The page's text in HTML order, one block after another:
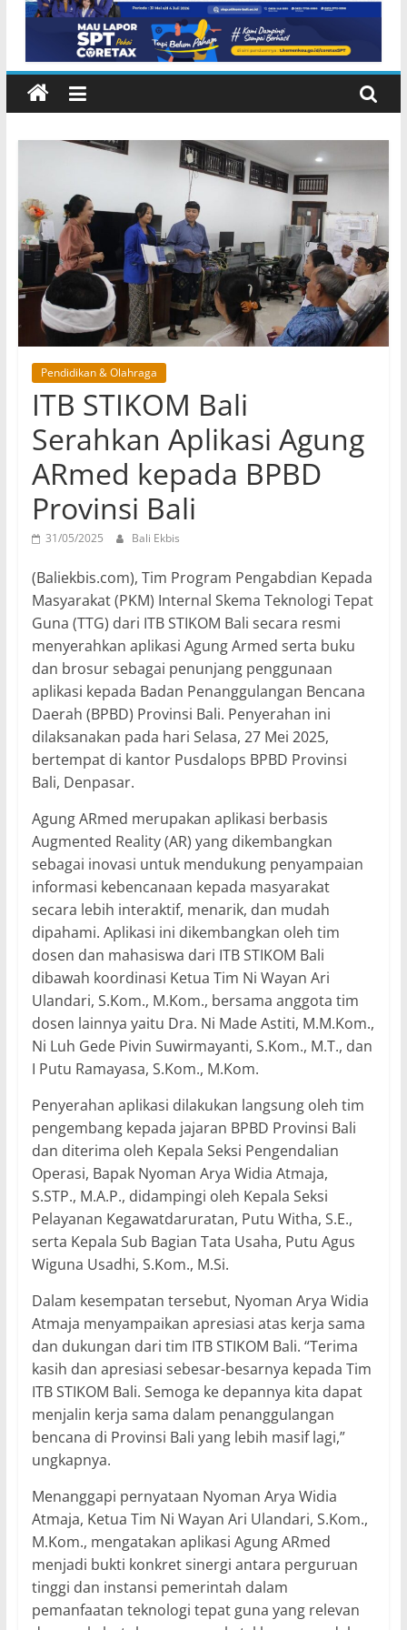
Karangasem
Pendidikan & Olahraga
ITB STIKOM Bali
Serahkan Aplikasi Agung
ARmed kepada BPBD
Provinsi Bali
31/05/2025 Bali Ekbis
(Baliekbis.com), Tim Program Pengabdian Kepada
Masyarakat (PKM) Internal Skema Teknologi Tepat
Guna (TTG) dari ITB STIKOM Bali secara resmi
menyerahkan aplikasi Agung Armed serta buku
dan brosur sebagai penunjang penggunaan
aplikasi kepada Badan Penanggulangan Bencana
Daerah (BPBD) Provinsi Bali. Penyerahan ini
dilaksanakan pada hari Selasa, 27 Mei 2025,
bertempat di kantor Pusdalops BPBD Provinsi
Bali, Denpasar.
Agung ARmed merupakan aplikasi berbasis
Augmented Reality (AR) yang dikembangkan
sebagai inovasi untuk mendukung penyampaian
informasi kebencanaan kepada masyarakat
secara lebih interaktif, menarik, dan mudah
dipahami. Aplikasi ini dikembangkan oleh tim
dosen dan mahasiswa dari ITB STIKOM Bali
dibawah koordinasi Ketua Tim Ni Wayan Ari
Ulandari, S.Kom., M.Kom., bersama anggota tim
dosen lainnya yaitu Dra. Ni Made Astiti, M.M.Kom.,
Ni Luh Gede Pivin Suwirmayanti, S.Kom., M.T., dan
I Putu Ramayasa, S.Kom., M.Kom.
Penyerahan aplikasi dilakukan langsung oleh tim
pengembang kepada jajaran BPBD Provinsi Bali
dan diterima oleh Kepala Seksi Pengendalian
Operasi, Bapak Nyoman Arya Widia Atmaja,
S.STP., M.A.P., didampingi oleh Kepala Seksi
Pelayanan Kegawatdaruratan, Putu Witha, S.E.,
serta Kepala Sub Bagian Tata Usaha, Putu Agus
Wiguna Usadhi, S.Kom., M.Si.
Dalam kesempatan tersebut, Nyoman Arya Widia
Atmaja menyampaikan apresiasi atas kerja sama
dan dukungan dari tim ITB STIKOM Bali. “Terima
kasih dan apresiasi sebesar-besarnya kepada Tim
ITB STIKOM Bali. Semoga ke depannya kita dapat
menjalin kerja sama dalam penanggulangan
bencana di Provinsi Bali yang lebih masif lagi,”
ungkapnya.
Menanggapi pernyataan Nyoman Arya Widia
Atmaja, Ketua Tim Ni Wayan Ari Ulandari, S.Kom.,
M.Kom., mengatakan aplikasi Agung ARmed
menjadi bukti konkret sinergi antara perguruan
tinggi dan instansi pemerintah dalam
pemanfaatan teknologi tepat guna yang relevan